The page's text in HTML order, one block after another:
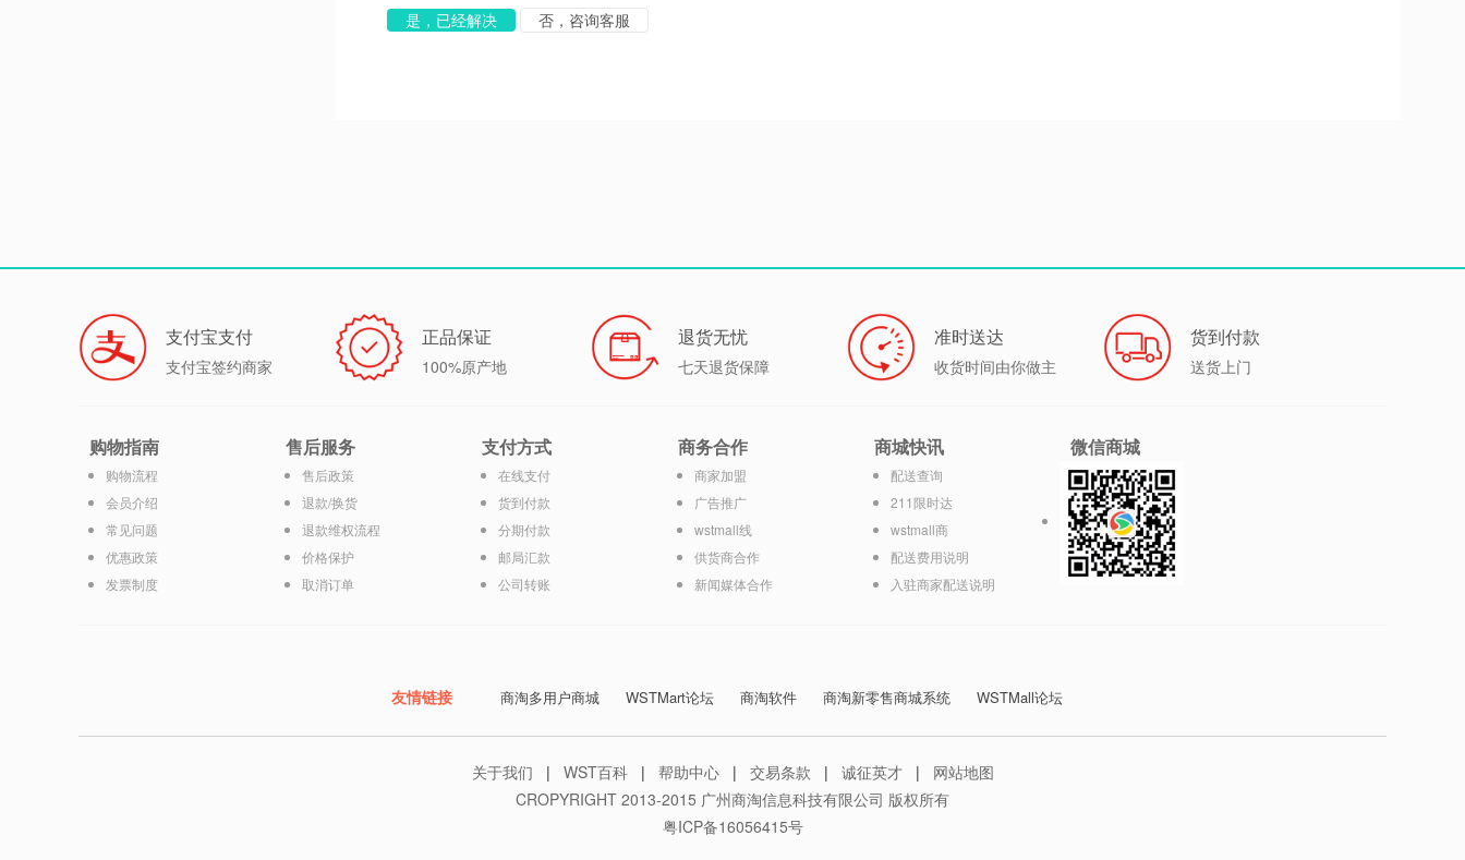
支付宝支付
支付宝签约商家
正品保证
100%原产地
退货无忧
七天退货保障
准时送达
收货时间由你做主
货到付款
送货上门
购物指南
购物流程
会员介绍
常见问题
优惠政策
发票制度
售后服务
售后政策
退款/换货
退款维权流程
价格保护
取消订单
支付方式
在线支付
货到付款
分期付款
邮局汇款
公司转账
商务合作
商家加盟
广告推广
wstmall线
供货商合作
新闻媒体合作
商城快讯
配送查询
211限时达
wstmall商
配送费用说明
入驻商家配送说明
微信商城
友情链接 商淘多用户商城 WSTMart论坛 商淘软件 商淘新零售商城系统 WSTMall论坛
关于我们 | WST百科| 帮助中心| 交易条款 | 诚征英才| 网站地图
CROPYRIGHT 2013-2015 广州商淘信息科技有限公司 版权所有
粤ICP备16056415号